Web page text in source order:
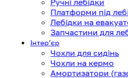
Платформи під
Лебідки на
Запчастини для
Інтерʼєр
Чохли для сидінь
Чохли на кермо
Амортизатори